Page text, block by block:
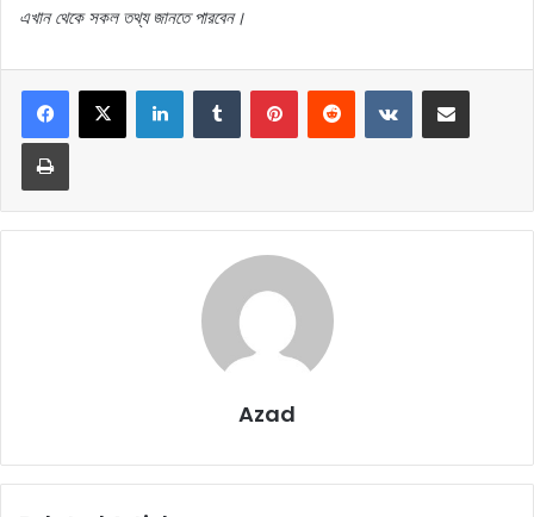
এখান থেকে সকল তথ্য জানতে পারবেন।
LinkedInTumblr PinterestReddit VKontakteShare via Email
Print
Azad